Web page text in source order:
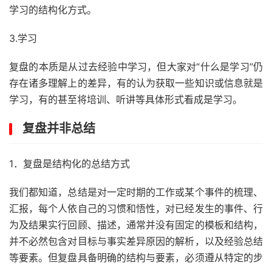
学习的结构化方式。
3.学习
复盘的本质是从过去经验中学习，但大家对“什么是学习”仍
存在诸多理解上的差异，有的认为获取一些知识或信息就是
学习，有的甚至将培训、听讲等具体形式看成是学习。
复盘并非总结
1．复盘是结构化的总结方式
我们都知道，总结是对一定时期的工作或某个事件的梳理、
汇报，每个人依自己的习惯和悟性，对已经发生的事件、行
为及结果实行回顾、描述，通常并没有固定的模板和结构，
并不必然包含对目标与事实差异原因的解析，以及经验总结
等要素。但复盘具备明确的结构与要素，必须遵从特定的步